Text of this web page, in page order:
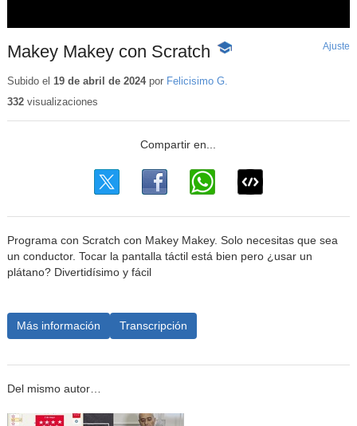
Makey Makey con Scratch
-
educativo
Ajuste
Subido el 19 de abril de 2024por Felicisimo G.
332visualizaciones
Programa con Scratch con Makey Makey. Solo necesitas que sea
un conductor. Tocar la pantalla táctil está bien pero ¿usar un
plátano? Divertidísimo y fácil
Más información Transcripción
Del mismo autor…